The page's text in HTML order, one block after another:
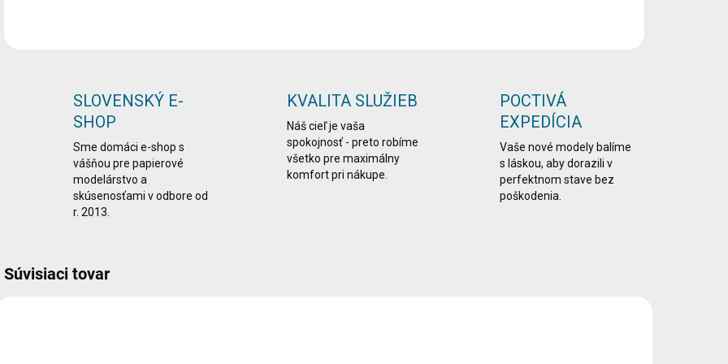
SLOVENSKÝ E-
SHOP
Sme domáci e-shop s
vášňou pre papierové
modelárstvo a
skúsenosťami v odbore od
r. 2013.
KVALITA SLUŽIEB
Náš cieľ je vaša
spokojnosť - preto robíme
všetko pre maximálny
komfort pri nákupe.
POCTIVÁ
EXPEDÍCIA
Vaše nové modely balíme
s láskou, aby dorazili v
perfektnom stave bez
poškodenia.
Súvisiaci tovar